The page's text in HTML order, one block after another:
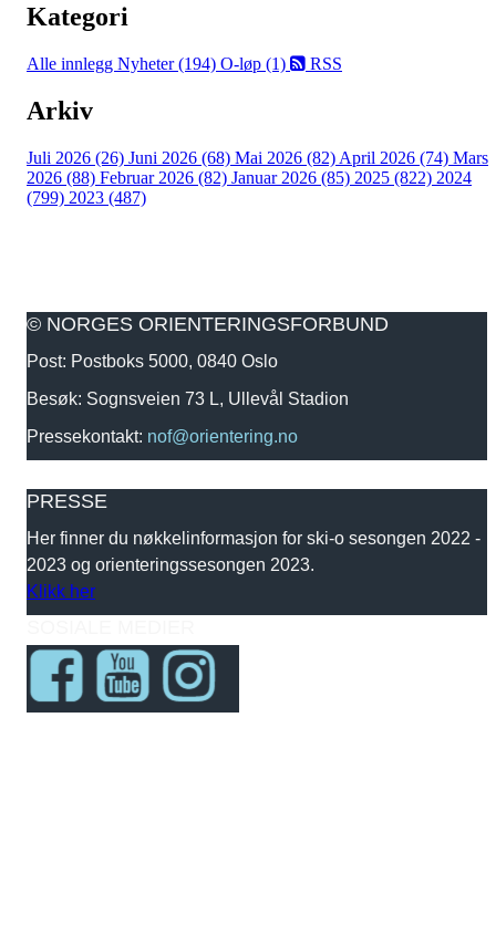
Kategori
Alle innlegg Nyheter (194) O-løp (1) RSS
Arkiv
Juli 2026 (26) Juni 2026 (68) Mai 2026 (82) April 2026 (74) Mars
2026 (88) Februar 2026 (82) Januar 2026 (85) 2025 (822) 2024
(799) 2023 (487)
© NORGES ORIENTERINGSFORBUND
Post: Postboks 5000, 0840 Oslo
Besøk: Sognsveien 73 L, Ullevål Stadion
Pressekontakt: nof@orientering.no
PRESSE
Her finner du nøkkelinformasjon for ski-o sesongen 2022 -
2023 og orienteringssesongen 2023.
Klikk her